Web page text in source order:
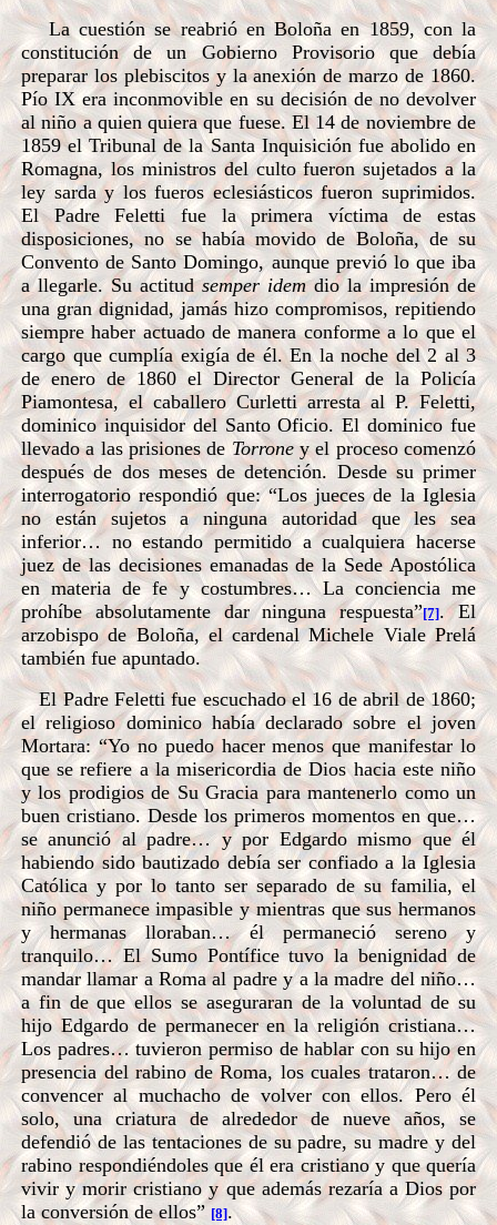
La cuestión se reabrió en Boloña en 1859, con la
constitución de un Gobierno Provisorio que debía
preparar los plebiscitos y la anexión de marzo de 1860.
Pío IX era inconmovible en su decisión de no devolver
al niño a quien quiera que fuese. El 14 de noviembre de
1859 el Tribunal de la Santa Inquisición fue abolido en
Romagna, los ministros del culto fueron sujetados a la
ley sarda y los fueros eclesiásticos fueron suprimidos.
El Padre Feletti fue la primera víctima de estas
disposiciones, no se había movido de Boloña, de su
Convento de Santo Domingo, aunque previó lo que iba
a llegarle. Su actitudsemper idemdio la impresión de
una gran dignidad, jamás hizo compromisos, repitiendo
siempre haber actuado de manera conforme a lo que el
cargo que cumplía exigía de él. En la noche del 2 al 3
de enero de 1860 el Director General de la Policía
Piamontesa, el caballero Curletti arresta al P. Feletti,
dominico inquisidor del Santo Oficio. El dominico fue
llevado a las prisiones de Torroney el proceso comenzó
después de dos meses de detención. Desde su primer
interrogatorio respondió que: “Los jueces de la Iglesia
no están sujetos a ninguna autoridad que les sea
inferior… no estando permitido a cualquiera hacerse
juez de las decisiones emanadas de la Sede Apostólica
en materia de fe y costumbres… La conciencia me
prohíbe absolutamente dar ninguna respuesta”[7]. El
arzobispo de Boloña, el cardenal Michele Viale Prelá
también fue apuntado.
El Padre Feletti fue escuchado el 16 de abril de 1860;
el religioso dominico había declarado sobre el joven
Mortara: “Yo no puedo hacer menos que manifestar lo
que se refiere a la misericordia de Dios hacia este niño
y los prodigios de Su Gracia para mantenerlo como un
buen cristiano. Desde los primeros momentos en que…
se anunció al padre… y por Edgardo mismo que él
habiendo sido bautizado debía ser confiado a la Iglesia
Católica y por lo tanto ser separado de su familia, el
niño permanece impasible y mientras que sus hermanos
y hermanas lloraban… él permaneció sereno y
tranquilo… El Sumo Pontífice tuvo la benignidad de
mandar llamar a Roma al padre y a la madre del niño…
a fin de que ellos se aseguraran de la voluntad de su
hijo Edgardo de permanecer en la religión cristiana…
Los padres… tuvieron permiso de hablar con su hijo en
presencia del rabino de Roma, los cuales trataron… de
convencer al muchacho de volver con ellos. Pero él
solo, una criatura de alrededor de nueve años, se
defendió de las tentaciones de su padre, su madre y del
rabino respondiéndoles que él era cristiano y que quería
vivir y morir cristiano y que además rezaría a Dios por
la conversión de ellos” [8].